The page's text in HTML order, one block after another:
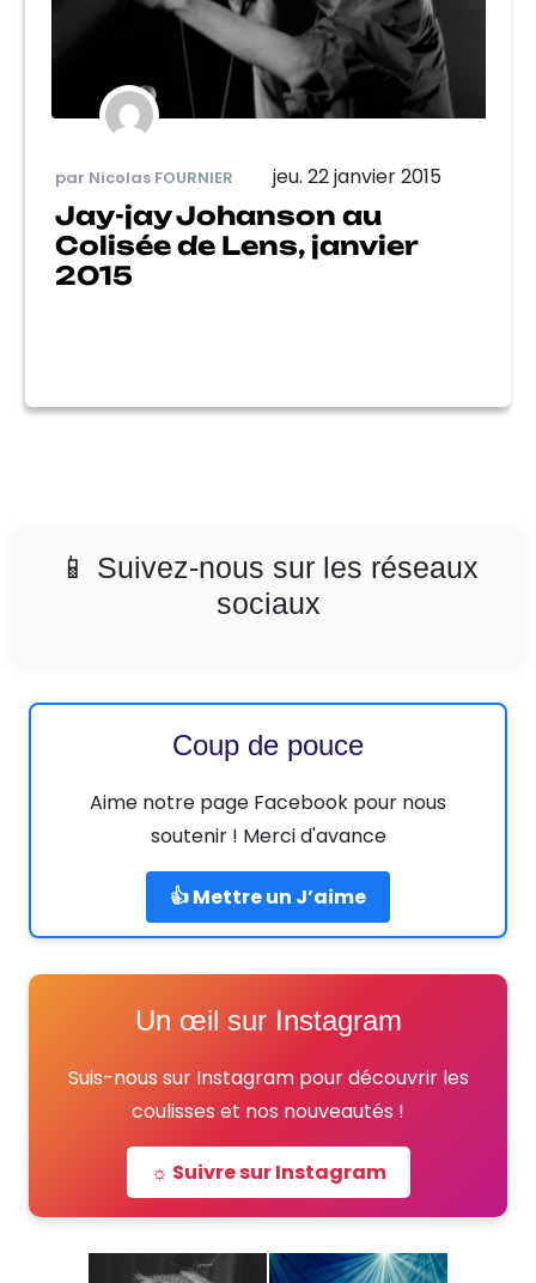
par Nicolas FOURNIER jeu. 22 janvier 2015
Jay-jay Johanson au
Colisée de Lens, janvier
2015
📱 Suivez-nous sur les réseaux
sociaux
Coup de pouce
Aime notre page Facebook pour nous
soutenir ! Merci d'avance
👍 Mettre un J’aime
Un œil sur Instagram
Suis-nous sur Instagram pour découvrir les
coulisses et nos nouveautés !
☼ Suivre sur Instagram